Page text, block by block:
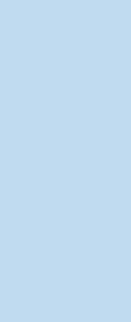
濾波器等,其中石英晶體振蕩器是目前該模塊